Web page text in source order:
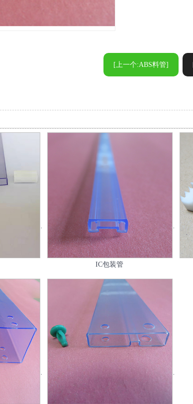
[上一个:ABS料管]
IC包装管